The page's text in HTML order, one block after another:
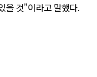
을 것"이라고 말했다.